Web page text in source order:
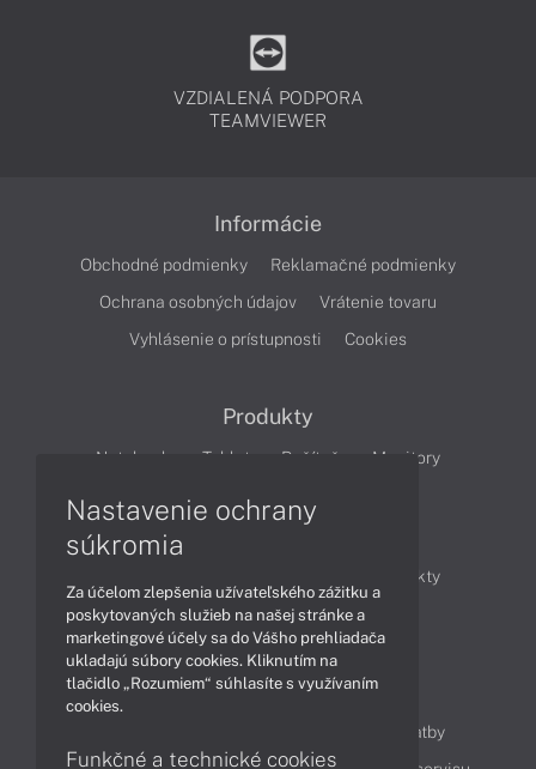
VZDIALENÁ PODPORA
TEAMVIEWER
Informácie
Obchodné podmienky
Reklamačné podmienky
Ochrana osobných údajov
Vrátenie tovaru
Vyhlásenie o prístupnosti
Cookies
Produkty
Notebooky Tablety Počítače Monitory
Produkty
Technológie
Videá
Obsah
Možnosti doručenia a platby
Nastavenie ochrany
súkromia
Za účelom zlepšenia užívateľského zážitku a
poskytovaných služieb na našej stránke a
marketingové účely sa do Vášho prehliadača
ukladajú súbory cookies. Kliknutím na
tlačidlo „Rozumiem“ súhlasíte s využívaním
cookies.
Funkčné a technické cookies